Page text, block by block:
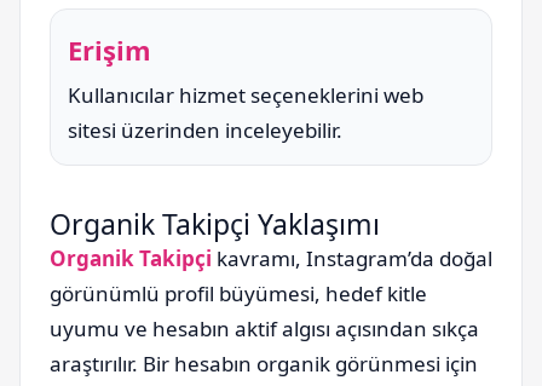
Erişim
Kullanıcılar hizmet seçeneklerini web
sitesi üzerinden inceleyebilir.
Organik Takipçi Yaklaşımı
Organik Takipçi kavramı, Instagram’da doğal
görünümlü profil büyümesi, hedef kitle
uyumu ve hesabın aktif algısı açısından sıkça
araştırılır. Bir hesabın organik görünmesi için